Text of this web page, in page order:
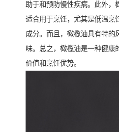
助于和预防慢性疾病。此外，
适合用于烹饪，尤其是低温烹
成分。而且，橄榄油具有特的
味。总之，橄榄油是一种健康
价值和烹饪优势。